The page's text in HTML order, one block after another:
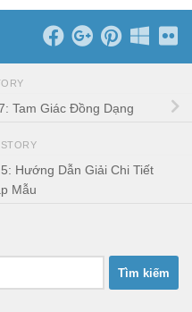
Tam Giác Đồng Dạng
Hướng Dẫn Giải Chi Tiết
Mẫu